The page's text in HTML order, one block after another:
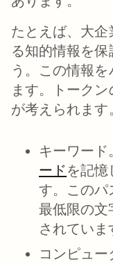
たとえば、大
る知的情報を
う。この情報
ます。トーク
が考えられます
キーワード
ードを記憶
す。このパ
最低限の文
されていま
コンピュー